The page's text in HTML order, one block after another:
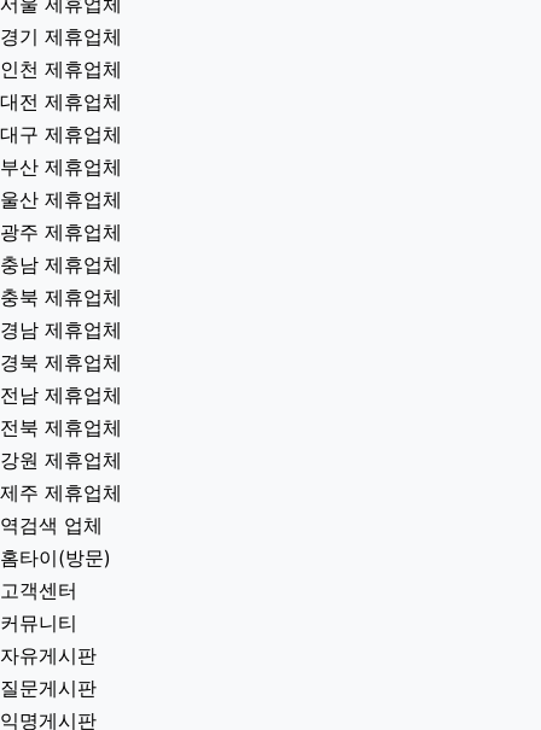
경기 제휴업체
인천 제휴업체
대전 제휴업체
대구 제휴업체
부산 제휴업체
울산 제휴업체
광주 제휴업체
충남 제휴업체
충북 제휴업체
경남 제휴업체
경북 제휴업체
전남 제휴업체
전북 제휴업체
강원 제휴업체
제주 제휴업체
역검색 업체
홈타이(방문)
고객센터
커뮤니티
자유게시판
질문게시판
익명게시판